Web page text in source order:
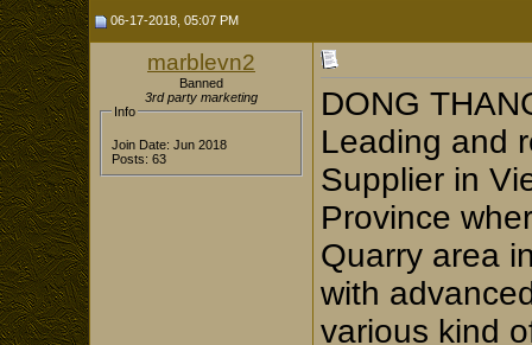
06-17-2018, 05:07 PM
marblevn2
Banned
3rd party marketing
Info
Join Date: Jun 2018
Posts: 63
DONG
Leading and
Supplier in
Province
Quarry area
with
various kind